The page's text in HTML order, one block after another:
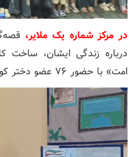
در مرکز شماره یک ملایر،
درباره زندگی ایشان، ساخت
امت» با حضور ۷۶ عضو دختر کودک و نوجوان اجرا شد.